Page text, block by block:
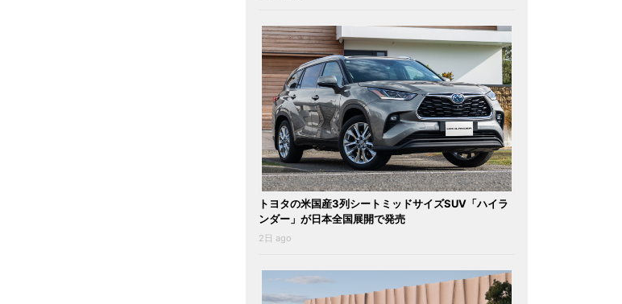
トヨタの米国産3列シートミッドサイズSUV「ハイラ
ンダー」が日本全国展開で発売
2日 ago